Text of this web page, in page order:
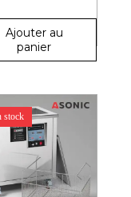
Ajouter au
panier
stock